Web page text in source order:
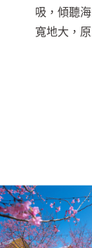
吸，傾聽
寬地大，